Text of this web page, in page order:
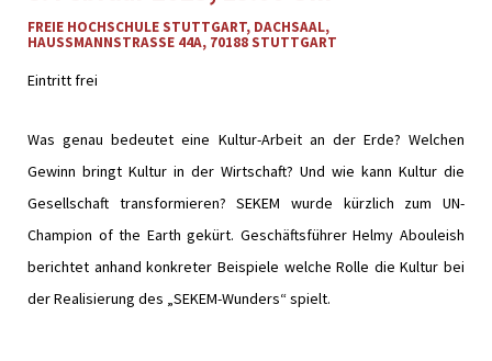
FREIE HOCHSCHULE STUTTGART, DACHSAAL,
HAUSSMANNSTRASSE 44A, 70188 STUTTGART
Eintritt frei
Was genau bedeutet eine Kultur-Arbeit an der Erde? Welchen
Gewinn bringt Kultur in der Wirtschaft? Und wie kann Kultur die
Gesellschaft transformieren? SEKEM wurde kürzlich zum UN-
Champion of the Earth gekürt. Geschäftsführer Helmy Abouleish
berichtet anhand konkreter Beispiele welche Rolle die Kultur bei
der Realisierung des „SEKEM-Wunders“ spielt.